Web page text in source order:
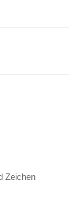
Zeichen